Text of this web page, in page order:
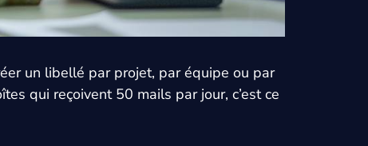
un libellé par projet, par équipe ou par
qui reçoivent 50 mails par jour, c’est ce